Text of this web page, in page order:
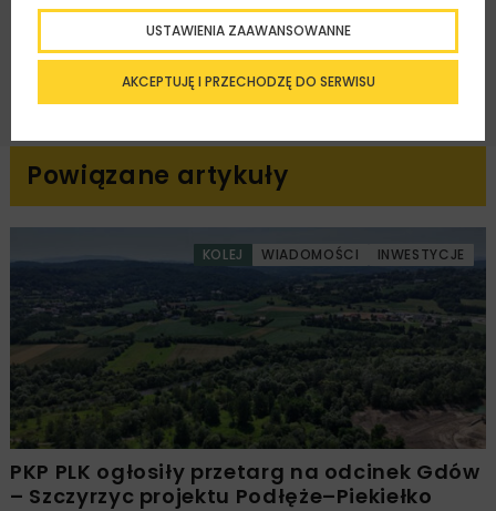
ZAPISZ MNIE
Powiązane artykuły
KOLEJ WIADOMOŚCI INWESTYCJE
PKP PLK ogłosiły przetarg na odcinek Gdów
– Szczyrzyc projektu Podłęże–Piekiełko
AKCEPTUJĘ I PRZECHODZĘ DO SERWISU
USTAWIENIA ZAAWANSOWANNE